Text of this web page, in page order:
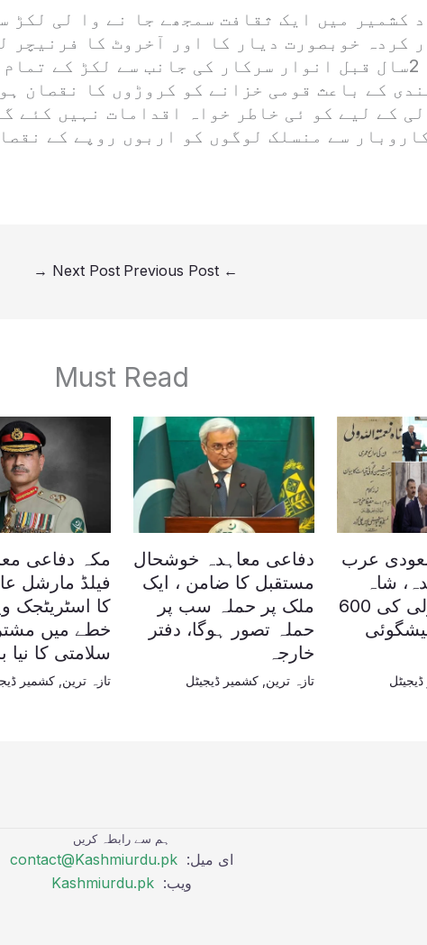
کشمیر میں ایک ثقافت سمجھے جا نے وا لی لکڑ
کردہ خوبصورت دیار کا اور آخروٹ کا فرنیچر
ہے۔ 2سال قبل انوار سرکار کی جانب سے لکڑ کے
کے باعث قومی خزانے کو کروڑوں کا نقصان
کے لیے کو ئی خاطر خواہ اقدامات نہیں کئے
سے منسلک لوگوں کو اربوں روپے کے
←
Next Post
→
Must Read
عرب
شاہ
نعمت اللہ ولی کی 600
دفاعی معاہدہ خوشحال
مستقبل کا ضامن ، ایک
ملک پر حملہ سب پر
حملہ تصور ہوگا، دفتر
خارجہ
تازہ ترین ,کشمیر ڈیجیٹل
مکہ دفاعی
فیلڈ مارشل
کا اسٹریٹجک
خطے میں
سلامتی کا نیا
تازہ ترین ,کشمیر
ہم سے رابطہ کریں
ای میل: contact@Kashmiurdu.pk
ویب: Kashmiurdu.pk